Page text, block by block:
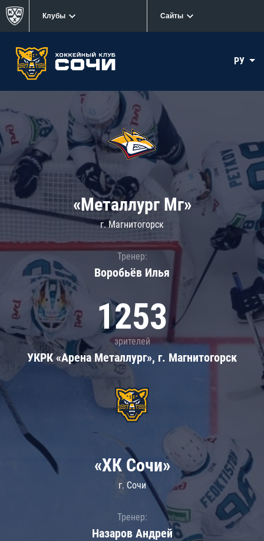
Клубы Сайты
РУ
«Металлург Мг»
г. Магнитогорск
Тренер:
Воробьёв Илья
1253
зрителей
УКРК «Арена Металлург», г. Магнитогорск
«ХК Сочи»
г. Сочи
Тренер:
Назаров Андрей